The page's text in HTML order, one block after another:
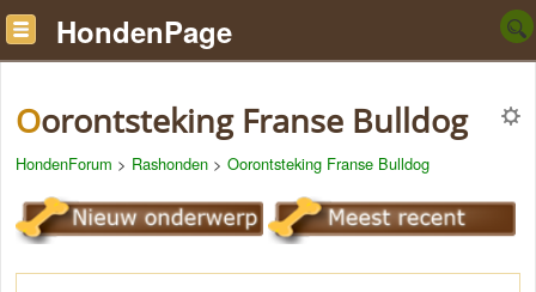
HondenPage
Oorontsteking Franse Bulldog
HondenForum > Rashonden > Oorontsteking Franse Bulldog